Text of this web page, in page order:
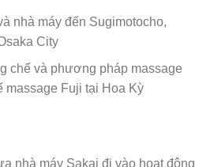
nhà máy đến Sugimotocho,
City
chế và phương pháp massage
massage Fuji tại Hoa Kỳ
nhà máy Sakai đi vào hoạt động